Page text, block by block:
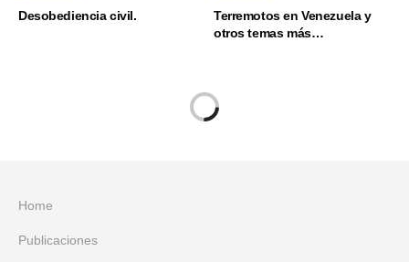
Desobediencia civil.
Terremotos en Venezuela y
otros temas más…
Home
Publicaciones